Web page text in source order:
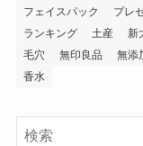
フェイスパック
プレ
ランキング
土産 新
毛穴
無印良品 無添
香水